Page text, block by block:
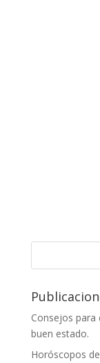
Consejos
buen estado.
Horóscopos